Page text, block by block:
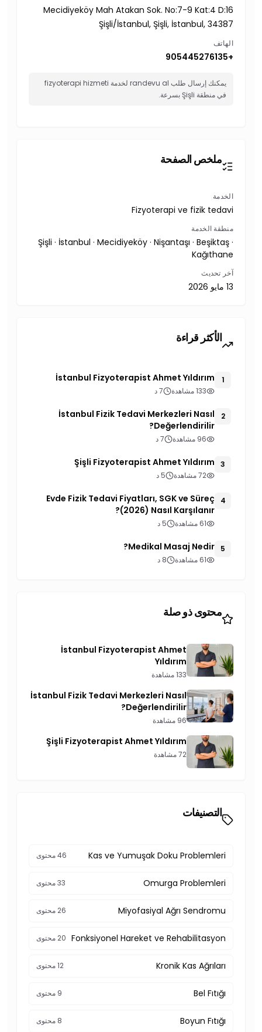
Mecidiyeköy Mah Atakan Sok. No:7-9 Kat:4 D:16
Şişli/İstanbul, Şişli, İstanbul, 34387
الهاتف
+905445276135
يمكنك إرسال طلب randevu al لخدمة fizyoterapi hizmeti
في منطقة Şişli بسرعة.
ملخص الصفحة
الخدمة
Fizyoterapi ve fizik tedavi
منطقة الخدمة
Şişli · İstanbul · Mecidiyeköy · Nişantaşı · Beşiktaş ·
Kağıthane
آخر تحديث
13 مايو 2026
الأكثر قراءة
1
İstanbul Fizyoterapist Ahmet Yıldırım
133 مشاهدة 7 د
2
İstanbul Fizik Tedavi Merkezleri Nasıl
Değerlendirilir?
96 مشاهدة 7 د
3
Şişli Fizyoterapist Ahmet Yıldırım
72 مشاهدة 5 د
4
Evde Fizik Tedavi Fiyatları, SGK ve Süreç
(2026) Nasıl Karşılanır?
61 مشاهدة 5 د
5
Medikal Masaj Nedir?
61 مشاهدة 8 د
محتوى ذو صلة
İstanbul Fizyoterapist Ahmet
Yıldırım
133 مشاهدة
İstanbul Fizik Tedavi Merkezleri Nasıl
Değerlendirilir?
96 مشاهدة
Şişli Fizyoterapist Ahmet Yıldırım
72 مشاهدة
التصنيفات
Kas ve Yumuşak Doku Problemleri 46 محتوى
Omurga Problemleri 33 محتوى
Miyofasiyal Ağrı Sendromu 26 محتوى
Fonksiyonel Hareket ve Rehabilitasyon 20 محتوى
Kronik Kas Ağrıları 12 محتوى
Bel Fıtığı 9 محتوى
Boyun Fıtığı 8 محتوى